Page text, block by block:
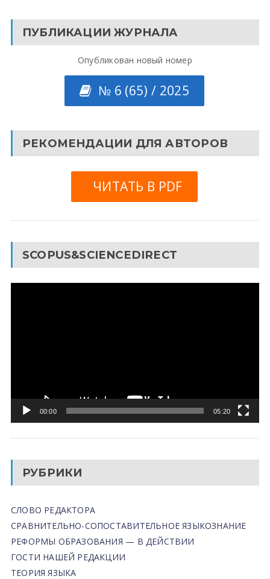
ПУБЛИКАЦИИ ЖУРНАЛА
Опубликован новый номер
№ 6 (65) / 2025
РЕКОМЕНДАЦИИ ДЛЯ АВТОРОВ
ЧИТАТЬ В PDF
SCOPUS&SCIENCEDIRECT
00:00 05:20
РУБРИКИ
СЛОВО РЕДАКТОРА
СРАВНИТЕЛЬНО-СОПОСТАВИТЕЛЬНОЕ ЯЗЫКОЗНАНИЕ
РЕФОРМЫ ОБРАЗОВАНИЯ — В ДЕЙСТВИИ
ГОСТИ НАШЕЙ РЕДАКЦИИ
ТЕОРИЯ ЯЗЫКА